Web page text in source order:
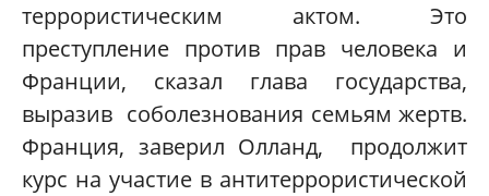
террористическим актом. Это
преступление против прав человека и
Франции, сказал глава государства,
выразив соболезнования семьям жертв.
Франция, заверил Олланд, продолжит
курс на участие в антитеррористической